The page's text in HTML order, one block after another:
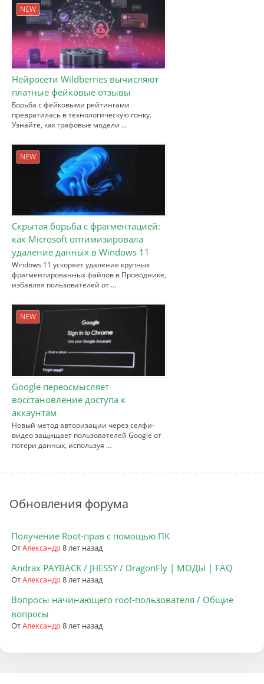
NEW
Нейросети Wildberries вычисляют
платные фейковые отзывы
Борьба с фейковыми рейтингами
превратилась в технологическую гонку.
Узнайте, как графовые модели …
NEW
Скрытая борьба с фрагментацией:
как Microsoft оптимизировала
удаление данных в Windows 11
Windows 11 ускоряет удаление крупных
фрагментированных файлов в Проводнике,
избавляя пользователей от …
NEW
Google переосмысляет
восстановление доступа к
аккаунтам
Новый метод авторизации через селфи-
видео защищает пользователей Google от
потери данных, используя …
Обновления форума
Получение Root-прав с помощью ПК
ОтАлександр8 лет назад
Andrax PAYBACK / JHESSY / DragonFly | МОДЫ | FAQ
ОтАлександр8 лет назад
Вопросы начинающего root-пользователя / Общие
вопросы
ОтАлександр8 лет назад